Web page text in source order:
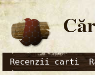
Recenzii carti